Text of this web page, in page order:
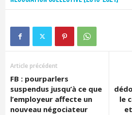
Article précédent
FB : pourparlers
suspendus jusqu’à ce que
l’employeur affecte un
nouveau négociateur
le